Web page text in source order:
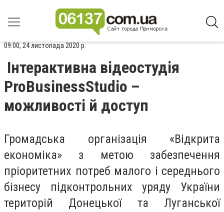
09:00, 24 листопада 2020 р.
Інтерактивна відеостудія
ProBusinessStudio –
можливості й доступ
Громадська організація «Відкрита
економіка» з метою забезпечення
пріоритетних потреб малого і середнього
бізнесу підконтрольних уряду України
територій Донецької та Луганської